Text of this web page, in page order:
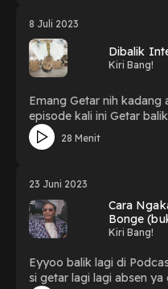
8 Juli 2023
Dibalik
Kiri Bang!
Emang Getar nih kadang
episode kali ini Getar
tentang konten yang
28 Menit
23 Juni 2023
Cara
Bonge
Kiri Bang!
Eyyoo balik lagi di
si getar lagi lagi absen